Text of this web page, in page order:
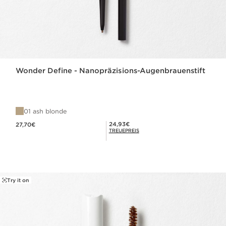
Wonder Define - Nanopräzisions-Augenbrauenstift
01 ash blonde
27,70€ Mitgliederpreis 24,93€
24,93€
TREUEPREIS
Try it on